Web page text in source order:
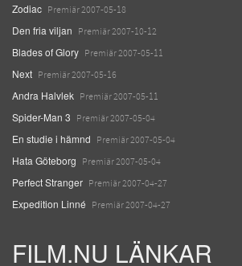
Zodiac Premiär 2007-05-18
Den fria viljan Premiär 2007-10-12
Blades of Glory Premiär 2007-05-11
Next Premiär 2007-05-16
Andra Halvlek Premiär 2007-05-11
Spider-Man 3 Premiär 2007-05-04
En studie i hämnd Premiär 2007-05-04
Hata Göteborg Premiär 2007-05-04
Perfect Stranger Premiär 2007-04-27
Expedition Linné Premiär 2007-04-27
FILM.NU LÄNKAR